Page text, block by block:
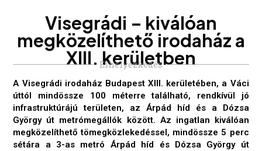
Visegrádi – kiválóan
megközelíthető irodaház a
XIII. kerületben
Elhelyezkedés
A Visegrádi irodaház Budapest XIII. kerületében, a Váci
úttól mindössze 100 méterre található, rendkívül jó
infrastruktúrájú területen, az Árpád híd és a Dózsa
György út metrómegállók között. Az ingatlan kiválóan
megközelíthető tömegközlekedéssel, mindössze 5 perc
sétára a 3-as metró Árpád híd és Dózsa György út